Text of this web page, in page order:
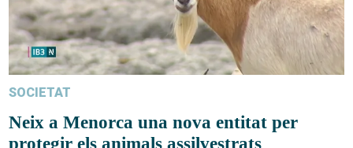
SOCIETAT
Neix a Menorca una nova entitat per
protegir els animals assilvestrats